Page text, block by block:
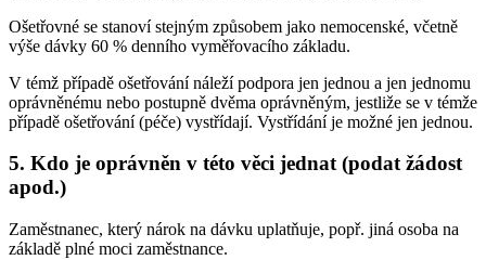
Ošetřovné se stanoví stejným způsobem jako nemocenské, včetně
výše dávky 60 % denního vyměřovacího základu.
V témž případě ošetřování náleží podpora jen jednou a jen jednomu
oprávněnému nebo postupně dvěma oprávněným, jestliže se v témže
případě ošetřování (péče) vystřídají. Vystřídání je možné jen jednou.
5. Kdo je oprávněn v této věci jednat (podat žádost
apod.)
Zaměstnanec, který nárok na dávku uplatňuje, popř. jiná osoba na
základě plné moci zaměstnance.